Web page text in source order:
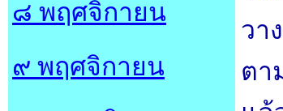
๘ พฤศจิกายน
๙ พฤศจิกายน
วา
ตา